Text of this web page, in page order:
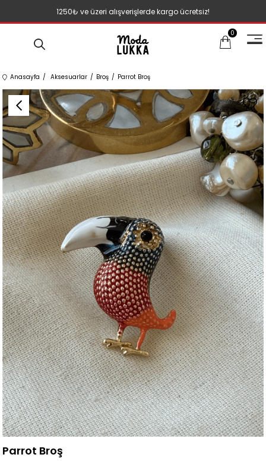
1250₺ ve üzeri alışverişlerde kargo ücretsiz!
0
Anasayfa Aksesuarlar Broş Parrot Broş
Parrot Broş